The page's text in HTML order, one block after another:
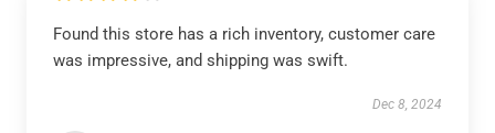
Found this store has a rich inventory, customer care
was impressive, and shipping was swift.
Dec 8, 2024